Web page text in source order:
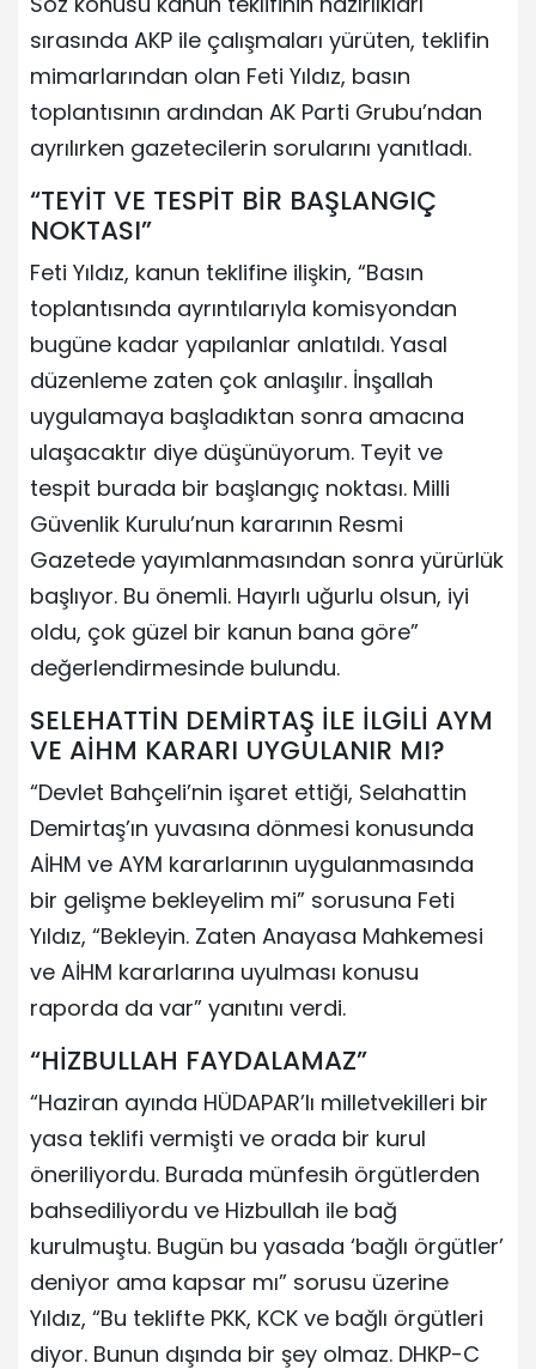
sırasında AKP ile çalışmaları yürüten, teklifin
mimarlarından olan Feti Yıldız, basın
toplantısının ardından AK Parti Grubu’ndan
ayrılırken gazetecilerin sorularını yanıtladı.
“TEYİT VE TESPİT BİR BAŞLANGIÇ
NOKTASI”
Feti Yıldız, kanun teklifine ilişkin, “Basın
toplantısında ayrıntılarıyla komisyondan
bugüne kadar yapılanlar anlatıldı. Yasal
düzenleme zaten çok anlaşılır. İnşallah
uygulamaya başladıktan sonra amacına
ulaşacaktır diye düşünüyorum. Teyit ve
tespit burada bir başlangıç noktası. Milli
Güvenlik Kurulu’nun kararının Resmi
Gazetede yayımlanmasından sonra yürürlük
başlıyor. Bu önemli. Hayırlı uğurlu olsun, iyi
oldu, çok güzel bir kanun bana göre”
değerlendirmesinde bulundu.
SELEHATTİN DEMİRTAŞ İLE İLGİLİ AYM
VE AİHM KARARI UYGULANIR MI?
“Devlet Bahçeli’nin işaret ettiği, Selahattin
Demirtaş’ın yuvasına dönmesi konusunda
AİHM ve AYM kararlarının uygulanmasında
bir gelişme bekleyelim mi” sorusuna Feti
Yıldız, “Bekleyin. Zaten Anayasa Mahkemesi
ve AİHM kararlarına uyulması konusu
raporda da var” yanıtını verdi.
“HİZBULLAH FAYDALAMAZ”
“Haziran ayında HÜDAPAR’lı milletvekilleri bir
yasa teklifi vermişti ve orada bir kurul
öneriliyordu. Burada münfesih örgütlerden
bahsediliyordu ve Hizbullah ile bağ
kurulmuştu. Bugün bu yasada ‘bağlı örgütler’
deniyor ama kapsar mı” sorusu üzerine
Yıldız, “Bu teklifte PKK, KCK ve bağlı örgütleri
diyor. Bunun dışında bir şey olmaz. DHKP-C